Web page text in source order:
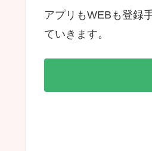
アプリもWEBも登録
ていきます。